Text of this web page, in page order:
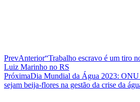
PrevAnterior“Trabalho escravo é um tiro
Luiz Marinho no RS
PróximaDia Mundial da Água 2023: ONU
sejam beija-flores na gestão da crise da